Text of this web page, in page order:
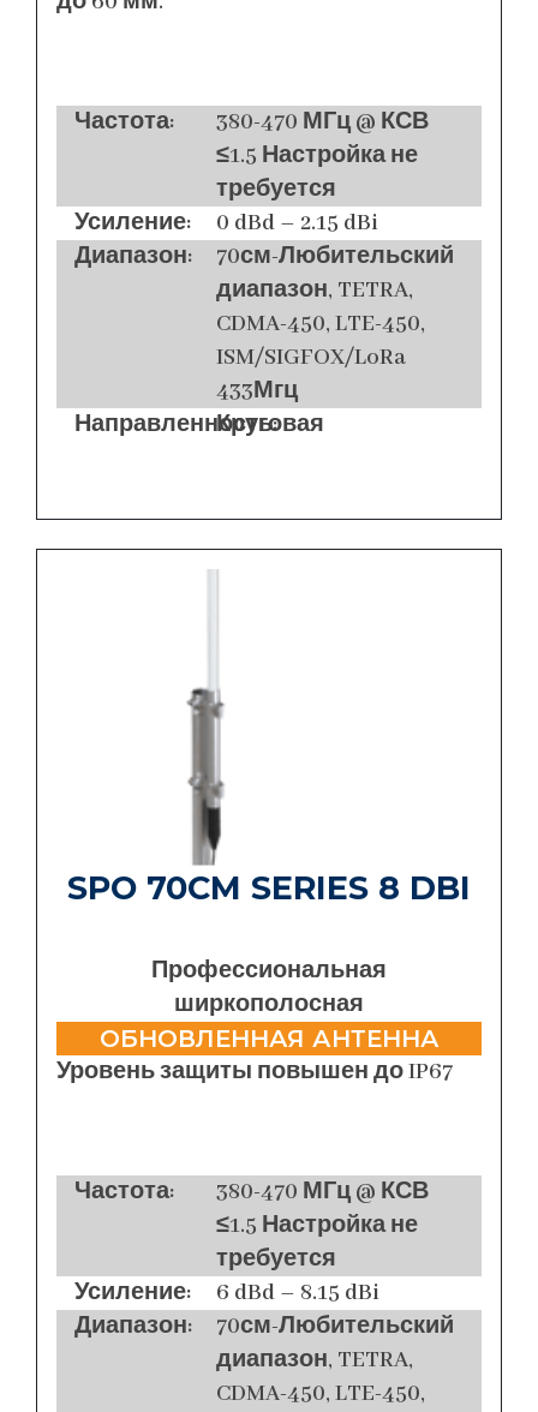
Частота:
380-470 МГц @ КСВ
≤1.5 Настройка не
требуется
Усиление:
0 dBd – 2.15 dBi
Диапазон:
70см-Любительский
диапазон, TETRA,
CDMA-450, LTE-450,
ISM/SIGFOX/LoRa
433Мгц
Направленность:
Круговая
SPO 70CM SERIES 8 DBI
Профессиональная
ширкополосная
ОБНОВЛЕННАЯ АНТЕННА
Уровень защиты повышен до IP67
Частота:
380-470 МГц @ КСВ
≤1.5 Настройка не
требуется
Усиление:
6 dBd – 8.15 dBi
Диапазон:
70см-Любительский
диапазон, TETRA,
CDMA-450, LTE-450,